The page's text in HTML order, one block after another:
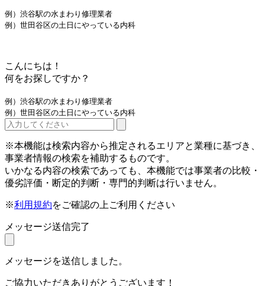
例）渋谷駅の水まわり修理業者
例）世田谷区の土日にやっている内科
こんにちは！
何をお探しですか？
例）渋谷駅の水まわり修理業者
例）世田谷区の土日にやっている内科
※本機能は検索内容から推定されるエリアと業種に基づき、
事業者情報の検索を補助するものです。
いかなる内容の検索であっても、本機能では事業者の比較・
優劣評価・断定的判断・専門的判断は行いません。
※利用規約をご確認の上ご利用ください
メッセージ送信完了
メッセージを送信しました。
ご協力いただきありがとうございます！